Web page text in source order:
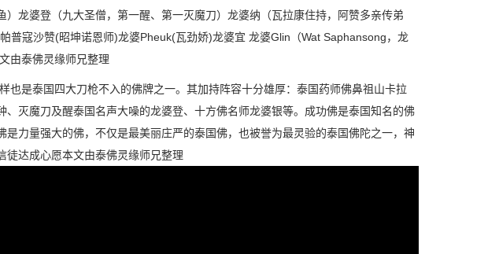
龙婆登（九大圣僧，第一醒、第一灭魔刀）龙婆纳（瓦拉康住持，阿赞多亲传弟
普寇沙赞(昭坤诺恩师)龙婆Pheuk(瓦劲娇)龙婆宜 龙婆Glin（Wat Saphansong，龙
由泰佛灵缘师兄整理
也是泰国四大刀枪不入的佛牌之一。其加持阵容十分雄厚：泰国药师佛鼻祖山卡拉
灭魔刀及醒泰国名声大噪的龙婆登、十方佛名师龙婆银等。成功佛是泰国知名的佛
力量强大的佛，不仅是最美丽庄严的泰国佛，也被誉为最灵验的泰国佛陀之一，神
徒达成心愿本文由泰佛灵缘师兄整理